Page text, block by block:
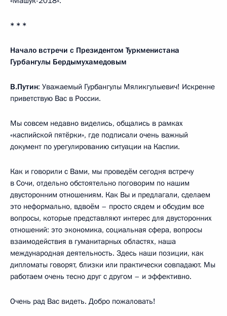
* * *
Начало встречи с Президентом Туркменистана
Гурбангулы Бердымухамедовым
В.Путин: Уважаемый Гурбангулы Мяликгулыевич! Искренне
приветствую Вас в России.
Мы совсем недавно виделись, общались в рамках
«каспийской пятёрки», где подписали очень важный
документ по урегулированию ситуации на Каспии.
Как и говорили с Вами, мы проведём сегодня встречу
в Сочи, отдельно обстоятельно поговорим по нашим
двусторонним отношениям. Как Вы и предлагали, сделаем
это неформально, вдвоём – просто сядем и обсудим все
вопросы, которые представляют интерес для двусторонних
отношений: это экономика, социальная сфера, вопросы
взаимодействия в гуманитарных областях, наша
международная деятельность. Здесь наши позиции, как
дипломаты говорят, близки или практически совпадают. Мы
работаем очень тесно друг с другом – и эффективно.
Очень рад Вас видеть. Добро пожаловать!